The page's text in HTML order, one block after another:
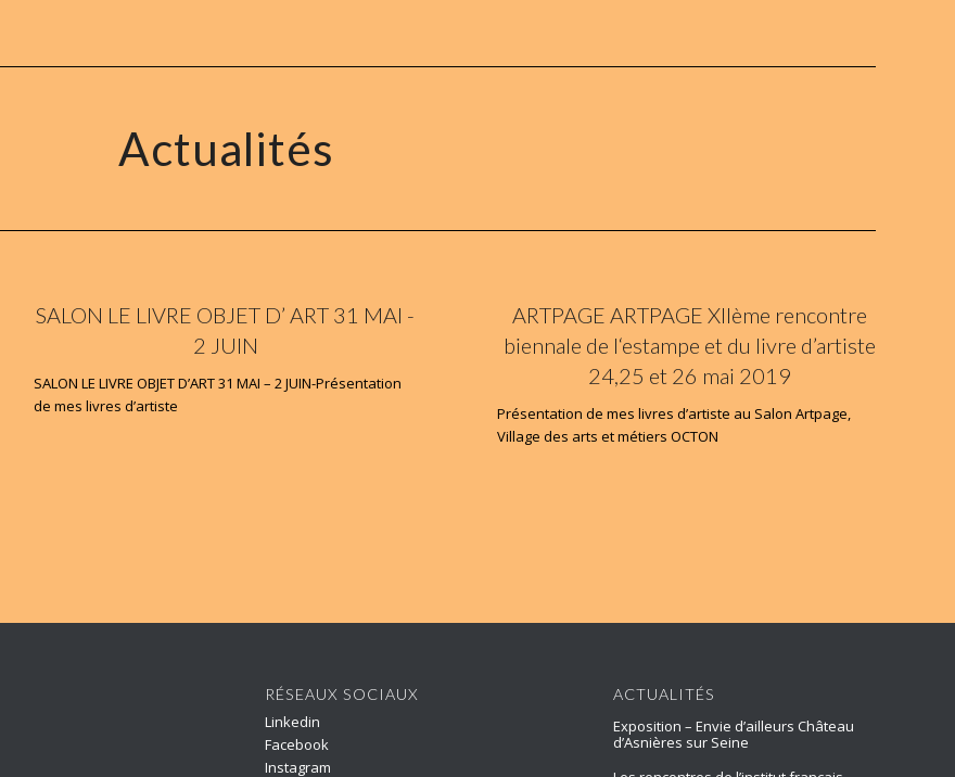
Actualités
SALON LE LIVRE OBJET D’ ART 31 MAI -
2 JUIN
SALON LE LIVRE OBJET D’ART 31 MAI – 2 JUIN-Présentation
de mes livres d’artiste
ARTPAGE ARTPAGE XIIème rencontre
biennale de l‘estampe et du livre d’artiste
24,25 et 26 mai 2019
Présentation de mes livres d’artiste au Salon Artpage,
Village des arts et métiers OCTON
RÉSEAUX SOCIAUX
Linkedin
Facebook
Instagram
ACTUALITÉS
Exposition – Envie d’ailleurs Château
d’Asnières sur Seine